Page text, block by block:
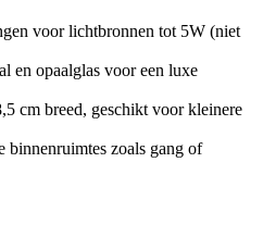
voor lichtbronnen tot 5W (niet
en opaalglas voor een luxe
cm breed, geschikt voor kleinere
binnenruimtes zoals gang of